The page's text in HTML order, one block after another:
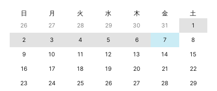
日 月 火 水 木 金 土
26 27 28 29 30 31
1
2
3 4 5 6 7
8
9
10 11 12 13 14
15
16
17 18 19 20 21
22
23
24 25 26 27 28
29